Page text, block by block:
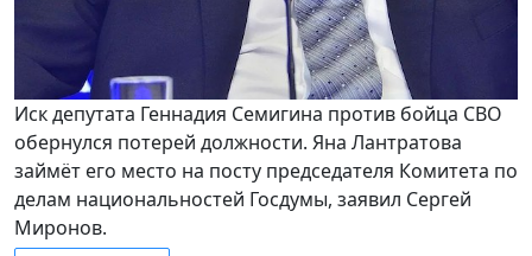
Иск депутата Геннадия Семигина против бойца СВО
обернулся потерей должности. Яна Лантратова
займёт его место на посту председателя Комитета по
делам национальностей Госдумы, заявил Сергей
Миронов.